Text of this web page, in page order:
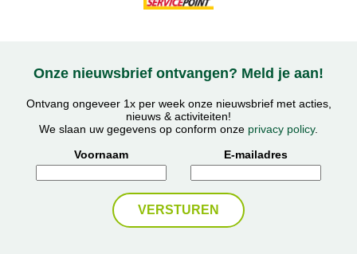
Onze nieuwsbrief ontvangen? Meld je aan!
Ontvang ongeveer 1x per week onze nieuwsbrief met acties,
nieuws & activiteiten!
We slaan uw gegevens op conform onze privacy policy.
Voornaam
E-mailadres